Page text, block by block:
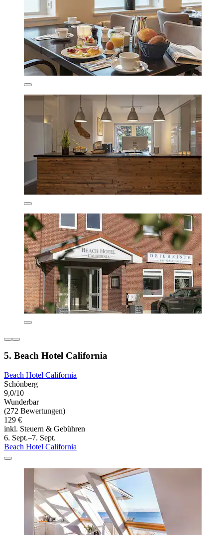
5. Beach Hotel California
Beach Hotel California
Schönberg
9,0/10
Wunderbar
(272 Bewertungen)
129 €
inkl. Steuern & Gebühren
6. Sept.–7. Sept.
Beach Hotel California